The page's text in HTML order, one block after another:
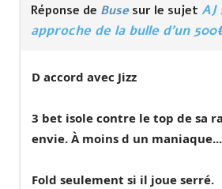
Réponse de Busesur le sujet AJ
approche de la bulle d'un
D accord avec Jizz
3 bet isole contre le top de sa
envie. À moins d un maniaque...
Fold seulement si il joue serré.